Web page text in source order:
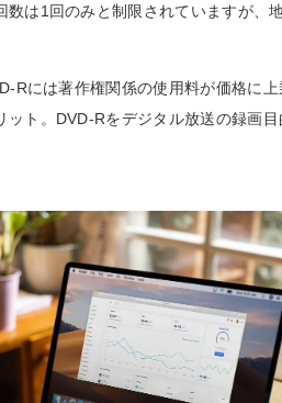
数は1回のみと制限されていますが、
Rには著作権関係の使用料が価格に
ット。DVD-Rをデジタル放送の録画目